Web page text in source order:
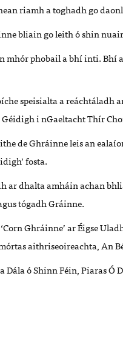
riamh a toghadh go
bliain go leith ó shin
mhór phobail a bhí inti.
speisialta a
i nGaeltacht Thír
de Ghráinne leis an
fosta.
ar dhalta amháin achan
tógadh Gráinne.
Ghráinne’ ar Éigse
aithriseoireachta, An
Dála ó Shinn Féin, PiarasÓ